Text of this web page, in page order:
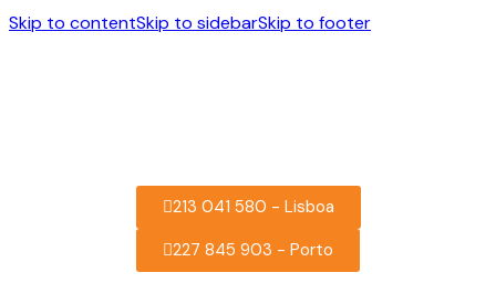
Skip to contentSkip to sidebarSkip to footer
213 041 580 - Lisboa
227 845 903 - Porto